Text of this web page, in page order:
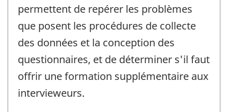
permettent de repérer les problèmes
que posent les procédures de collecte
des données et la conception des
questionnaires, et de déterminer s'il faut
offrir une formation supplémentaire aux
intervieweurs.